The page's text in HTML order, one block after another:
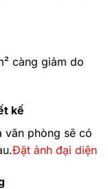
càng giảm do
kế
văn phòng sẽ có
Đặt ảnh đại diện